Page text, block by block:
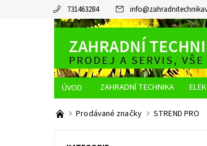
731463284 info@
ZAHRADNÍ TECHNIKA
O NÁS
JAK NAKUPOVAT
Prodávané značky STREND PRO